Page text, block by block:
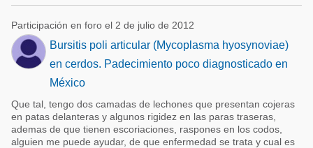
Participación en foro el 2 de julio de 2012
Bursitis poli articular (Mycoplasma hyosynoviae)
en cerdos. Padecimiento poco diagnosticado en
México
Que tal, tengo dos camadas de lechones que presentan cojeras
en patas delanteras y algunos rigidez en las paras traseras,
ademas de que tienen escoriaciones, raspones en los codos,
alguien me puede ayudar, de que enfermedad se trata y cual es